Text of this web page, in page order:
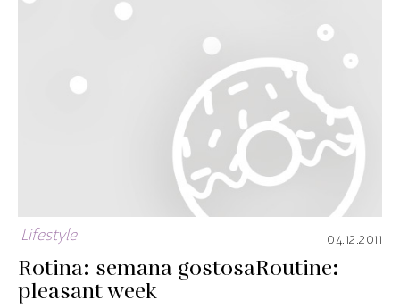
Lifestyle 04.12.2011
Rotina: semana gostosaRoutine:
pleasant week